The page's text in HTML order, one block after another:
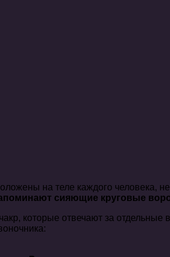
на теле каждого человека,
сияющие круговые
которые отвечают за